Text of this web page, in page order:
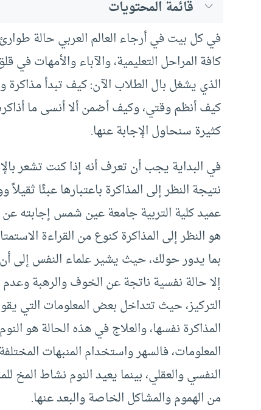
قائمة المحتويات
في كل بيت في أرجاء العالم العربي حالة
كافة المراحل التعليمية، والآباء والأمهات في
الذي يشغل بال الطلاب الآن: كيف تبدأ مذاكرة
كيف أنظم وقتي، وكيف أضمن ألا أنسى ما
كثيرة سنحاول الإجابة عنها.
في البداية يجب أن تعرف أنه إذا كنت تشعر
نتيجة النظر إلى المذاكرة باعتبارها عبئًا
عميد كلية التربية جامعة عين شمس إجابته
هو النظر إلى المذاكرة كنوع من القراءة
بما يدور حولك، حيث يشير علماء النفس إلى
إلا حالة نفسية ناتجة عن الخوف والرهبة
التركيز، حيث تتداخل بعض المعلومات التي
المذاكرة نفسها، والعلاج في هذه الحالة هو
المعلومات، فالسهر واستخدام المنبهات
النفسي والعقلي، بينما يعيد النوم نشاط المخ
من الهموم والمشاكل الخاصة والبعد عنها.